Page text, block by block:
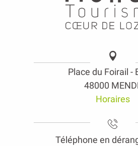
Place du Foirail -
48000
Horaires
Téléphone en